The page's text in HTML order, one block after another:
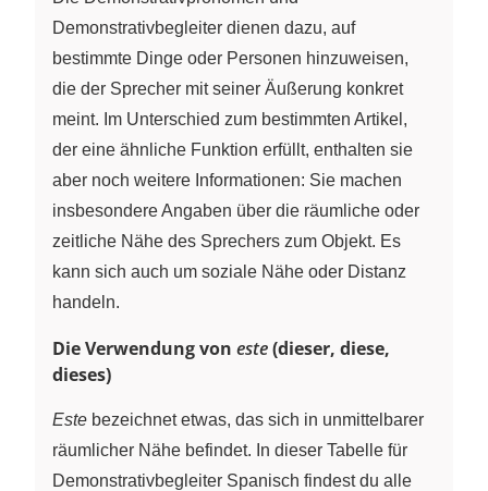
Demonstrativbegleiter dienen dazu, auf
bestimmte Dinge oder Personen hinzuweisen,
die der Sprecher mit seiner Äußerung konkret
meint. Im Unterschied zum bestimmten Artikel,
der eine ähnliche Funktion erfüllt, enthalten sie
aber noch weitere Informationen: Sie machen
insbesondere Angaben über die räumliche oder
zeitliche Nähe des Sprechers zum Objekt. Es
kann sich auch um soziale Nähe oder Distanz
handeln.
Die Verwendung von este(dieser, diese,
dieses)
Este bezeichnet etwas, das sich in unmittelbarer
räumlicher Nähe befindet. In dieser Tabelle für
Demonstrativbegleiter Spanisch findest du alle